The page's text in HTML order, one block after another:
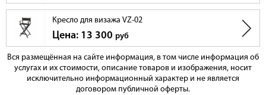
Кресло для визажа VZ-02
Цена: 13 300 руб
Вся размещённая на сайте информация, в том числе информация об
услугах и их стоимости, описание товаров и изображения, носит
исключительно информационный характер и не является
договором публичной оферты.